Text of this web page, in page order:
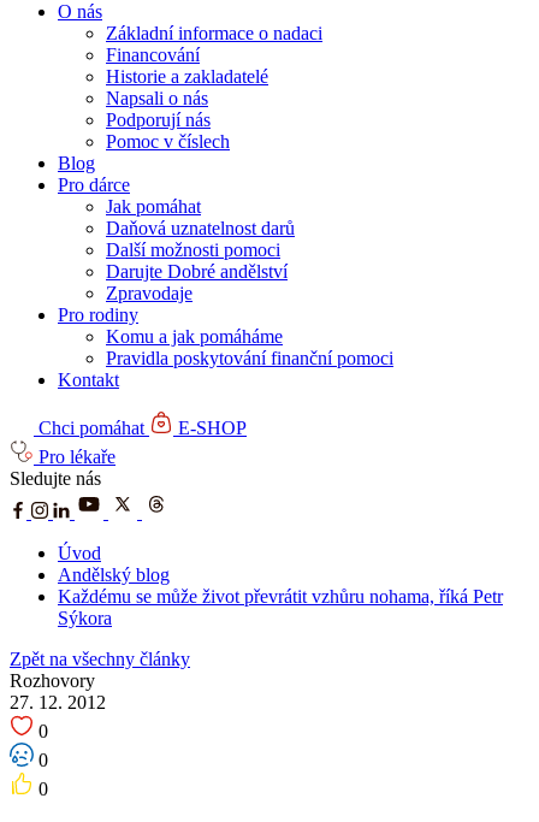
O nás
Základní informace o nadaci
Financování
Historie a zakladatelé
Napsali o nás
Podporují nás
Pomoc v číslech
Blog
Pro dárce
Jak pomáhat
Daňová uznatelnost darů
Další možnosti pomoci
Darujte Dobré andělství
Zpravodaje
Pro rodiny
Komu a jak pomáháme
Pravidla poskytování finanční pomoci
Kontakt
Chci pomáhat
E-SHOP
Pro lékaře
Sledujte nás
Úvod
Andělský blog
Každému se může život převrátit vzhůru nohama, říká Petr
Sýkora
Zpět na všechny články
Rozhovory
27. 12. 2012
0
0
0